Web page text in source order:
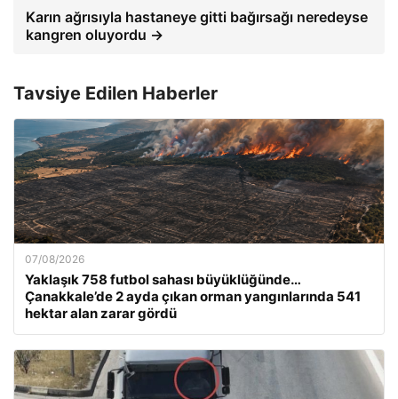
Karın ağrısıyla hastaneye gitti bağırsağı neredeyse
kangren oluyordu →
Tavsiye Edilen Haberler
07/08/2026
Yaklaşık 758 futbol sahası büyüklüğünde…
Çanakkale’de 2 ayda çıkan orman yangınlarında 541
hektar alan zarar gördü